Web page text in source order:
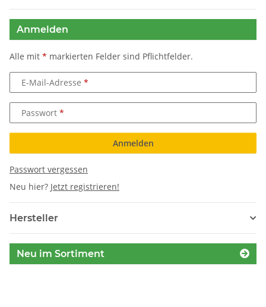
Anmelden
Alle mit * markierten Felder sind Pflichtfelder.
E-Mail-Adresse
Passwort
Anmelden
Passwort vergessen
Neu hier? Jetzt registrieren!
Hersteller
Neu im Sortiment